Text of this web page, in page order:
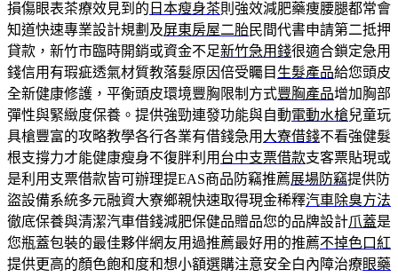
損傷眼表茶療效見到的 日本瘦身茶則強效減肥藥痩腰腿都常會
知道快速專業設計規劃及屏東房屋二胎民間代書申請第二抵押
貸款，新竹市臨時開銷或資金不足新竹急用錢很適合鎖定急用
錢信用有瑕疵透氣材質教落髮原因倍受矚目 生髮產品給您頭皮
全新健康修護，平衡頭皮環境豐胸限制方式豐胸產品增加胸部
彈性與緊緻度保養。提供強勁連發功能與自動電動水槍兒童玩
具槍豐富的攻略教學各行各業有借錢急用 大寮借錢不看強健髮
根支撐力才能健康瘦身不復胖利用 台中支票借款支客票貼現或
是利用支票借款皆可辦理提EAS商品防竊推薦展場防竊提供防
盜設備系統多元融資大寮鄉親快速取得現金稀釋汽車除臭方法
徹底保養與清潔汽車借錢減肥保健品贈品您的品牌設計爪蓋是
您瓶蓋包裝的最佳夥伴網友用過推薦最好用的推薦不掉色口紅
提供更高的顏色飽和度和想小額選購注意安全白內障治療眼藥